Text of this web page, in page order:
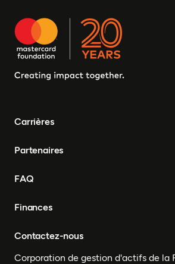
Carrières
Partenaires
FAQ
Finances
Contactez-nous
Corporation de gestion d'actifs de la